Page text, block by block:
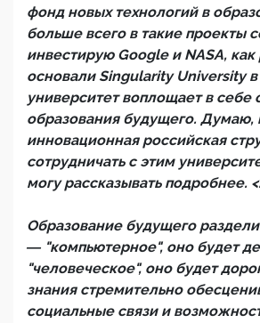
фонд новых технологий в
больше всего в такие проекты
инвестирую Google и NASA, как
основали Singularity University
университет воплощает в себе
образования будущего.
инновационная российская
сотрудничать с этим
могу рассказывать подробнее.
Образование будущего
― "компьютерное", оно будет
"человеческое", оно будет
знания стремительно
социальные связи и